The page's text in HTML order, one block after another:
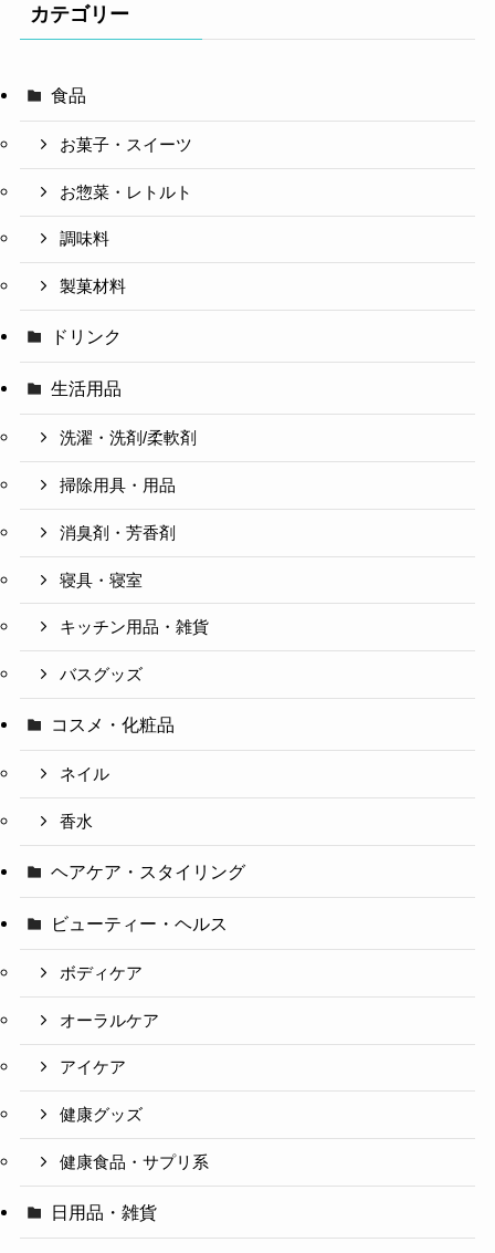
カテゴリー
食品
お菓子・スイーツ
お惣菜・レトルト
調味料
製菓材料
ドリンク
生活用品
洗濯・洗剤/柔軟剤
掃除用具・用品
消臭剤・芳香剤
寝具・寝室
キッチン用品・雑貨
バスグッズ
コスメ・化粧品
ネイル
香水
ヘアケア・スタイリング
ビューティー・ヘルス
ボディケア
オーラルケア
アイケア
健康グッズ
健康食品・サプリ系
日用品・雑貨